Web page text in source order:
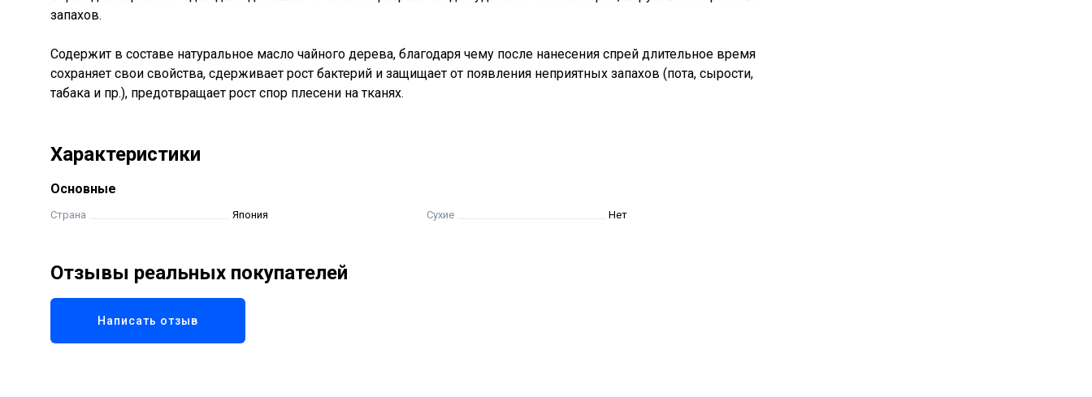
запахов.
Содержит в составе натуральное масло чайного дерева, благодаря чему после нанесения спрей длительное время
сохраняет свои свойства, сдерживает рост бактерий и защищает от появления неприятных запахов (пота, сырости,
табака и пр.), предотвращает рост спор плесени на тканях.
Характеристики
Основные
Страна Япония Сухие Нет
Отзывы реальных покупателей
Написать отзыв